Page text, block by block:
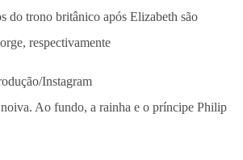
do trono britânico após Elizabeth são
respectivamente
Instagram